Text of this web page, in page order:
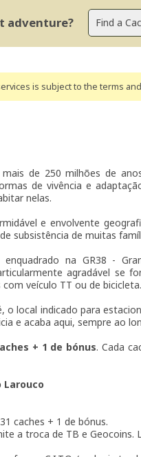
adventure?
is subject to the terms
de 250 milhões de
de vivência e
nelas.
e envolvente
subsistência de muitas
na GR38 -
agradável se
veículo TT ou de bicicleta.
local indicado para
e acaba aqui, sempre ao
+ 1 de bónus. Cada
Larouco
caches + 1 de bónus.
a troca de TB e Geocoins.